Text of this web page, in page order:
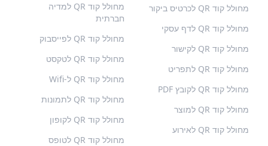
מחולל קוד QR לכרטיס ביקור
מחולל קוד QR לדף עסקי
מחולל קוד QR לקישור
מחולל קוד QR לתפריט
מחולל קוד QR לקובץ PDF
מחולל קוד QR למוצר
מחולל קוד QR לאירוע
מחולל קוד QR למדיה
חברתית
מחולל קוד QR לפייסבוק
מחולל קוד QR לטקסט
מחולל קוד QR ל-Wifi
מחולל קוד QR לתמונות
מחולל קוד QR לקופון
מחולל קוד QR לטופס